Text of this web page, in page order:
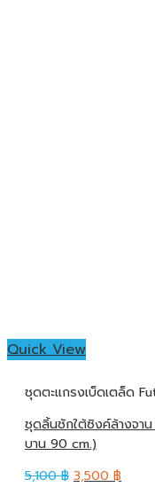
Quick View
ชุดตะแกรงเบ็ดเตล็ด
ชุดลิ้นชักใต้ซิงค์ล้างจา
บาน 90 cm.)
5,100฿ 3,500฿